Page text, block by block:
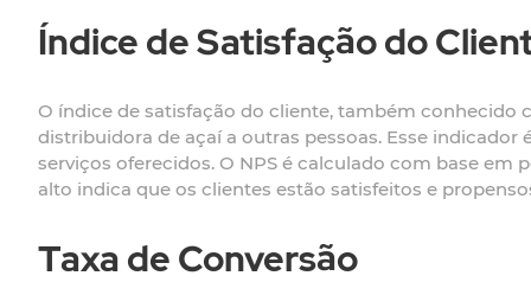
Índice de Satisfação do
O índice de satisfação do cliente, também conhecido
distribuidora de açaí a outras pessoas. Esse
serviços oferecidos. O NPS é calculado com base em
alto indica que os clientes estão satisfeitos e
Taxa de Conversão